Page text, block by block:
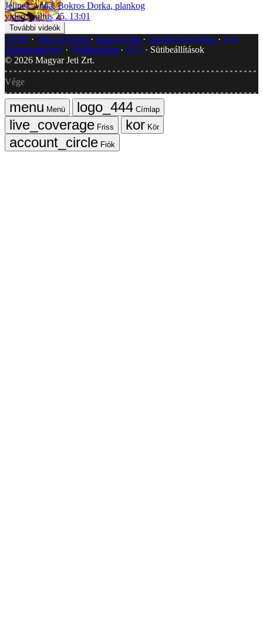
Jelinek Anna,Bokros Dorka, plankog
video
július 25. 13:01
További videók
GYIK Hibát jelentek Impresszum Javítások kezelése
Jogi
dokumentumok
Médiaajánlat RSS
Sütibeállítások
© 2026 Magyar Jeti Zrt.
Vége
Menü
Címlap
Friss
Kör
Fiók